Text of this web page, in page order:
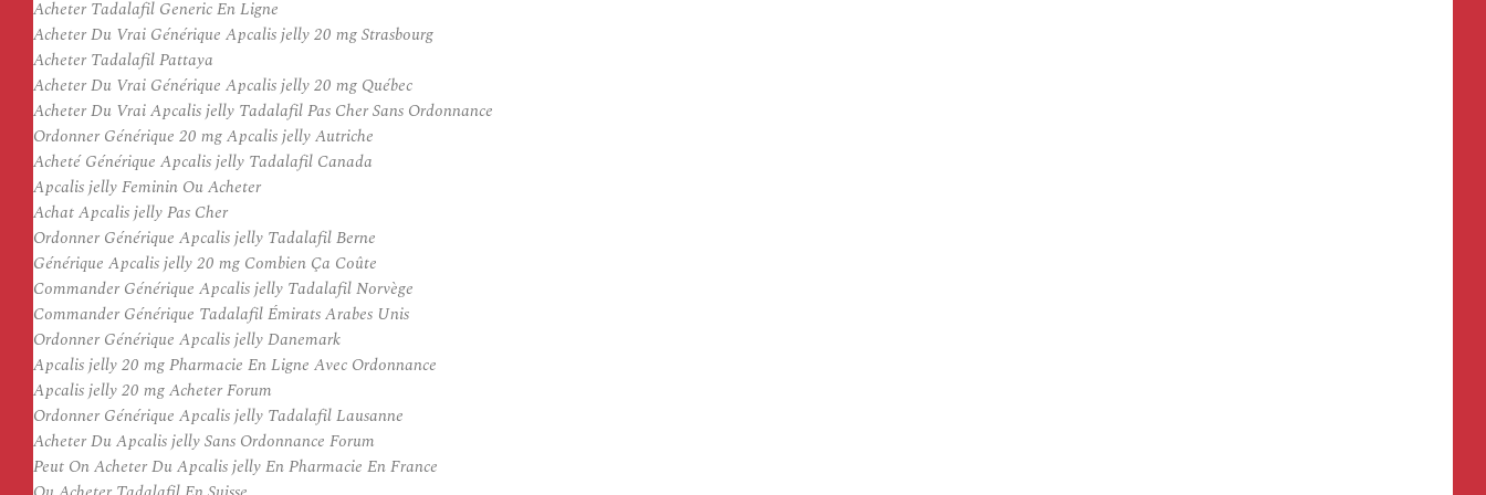
Acheter Tadalafil Generic En Ligne
Acheter Du Vrai Générique Apcalis jelly 20 mg Strasbourg
Acheter Tadalafil Pattaya
Acheter Du Vrai Générique Apcalis jelly 20 mg Québec
Acheter Du Vrai Apcalis jelly Tadalafil Pas Cher Sans Ordonnance
Ordonner Générique 20 mg Apcalis jelly Autriche
Acheté Générique Apcalis jelly Tadalafil Canada
Apcalis jelly Feminin Ou Acheter
Achat Apcalis jelly Pas Cher
Ordonner Générique Apcalis jelly Tadalafil Berne
Générique Apcalis jelly 20 mg Combien Ça Coûte
Commander Générique Apcalis jelly Tadalafil Norvège
Commander Générique Tadalafil Émirats Arabes Unis
Ordonner Générique Apcalis jelly Danemark
Apcalis jelly 20 mg Pharmacie En Ligne Avec Ordonnance
Apcalis jelly 20 mg Acheter Forum
Ordonner Générique Apcalis jelly Tadalafil Lausanne
Acheter Du Apcalis jelly Sans Ordonnance Forum
Peut On Acheter Du Apcalis jelly En Pharmacie En France